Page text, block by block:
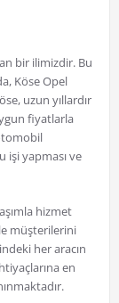
bir ilimizdir. Bu
Köse Opel
uzun yıllardır
fiyatlarla
işi yapması ve
hizmet
müşterilerini
her aracın
en